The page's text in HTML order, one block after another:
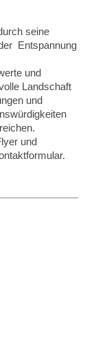
seine
Entspannung
und
Landschaft
und
und